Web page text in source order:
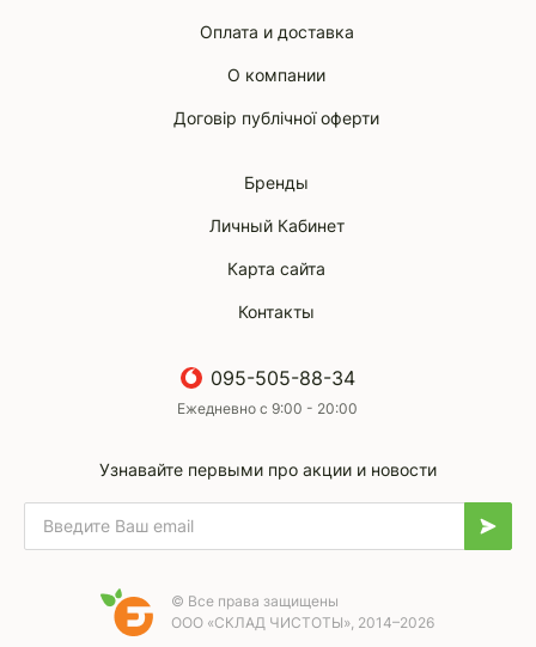
Оплата и доставка
О компании
Договір публічної оферти
Бренды
Личный Кабинет
Карта сайта
Контакты
095-505-88-34
Ежедневно с 9:00 - 20:00
Узнавайте первыми про акции и новости
© Все права защищены
ООО «СКЛАД ЧИСТОТЫ», 2014–2026